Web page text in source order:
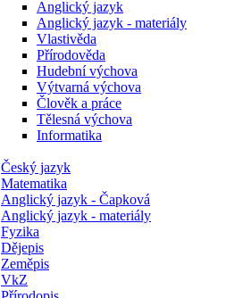
Anglický jazyk
Anglický jazyk - materiály
Vlastivěda
Přírodověda
Hudební výchova
Výtvarná výchova
Člověk a práce
Tělesná výchova
Informatika
Český jazyk
Matematika
Anglický jazyk - Čapková
Anglický jazyk - materiály
Fyzika
Dějepis
Zeměpis
VkZ